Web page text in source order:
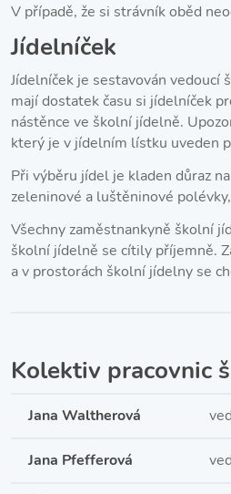
V případě, že si strávník oběd
Jídelníček
Jídelníček je sestavován vedoucí
mají dostatek času si jídelníček
nástěnce ve školní jídelně.
který je v jídelním lístku uveden
Při výběru jídel je kladen důraz
zeleninové a luštěninové
Všechny zaměstnankyně školní
školní jídelně se cítily příjemně.
a v prostorách školní jídelny se
Kolektiv pracovnic
Jana Waltherová
Jana Pfefferová